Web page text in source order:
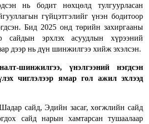
нь бодит нөхцөлд тулгуурласан
гүйцэтгэлийг үнэн бодитоор
Бид 2025 онд төрийн захиргааны
эрхлэх асуудлын хүрээний
дээр нь дүн шинжилгээ хийж эхэлсэн.
шинжилгээ, үнэлгээний нэгдсэн
чиглэлээр ямар гол ажил эхлээд
сайд, Эдийн засаг, хөгжлийн сайд
сайд нарын хамтарсан тушаалаар